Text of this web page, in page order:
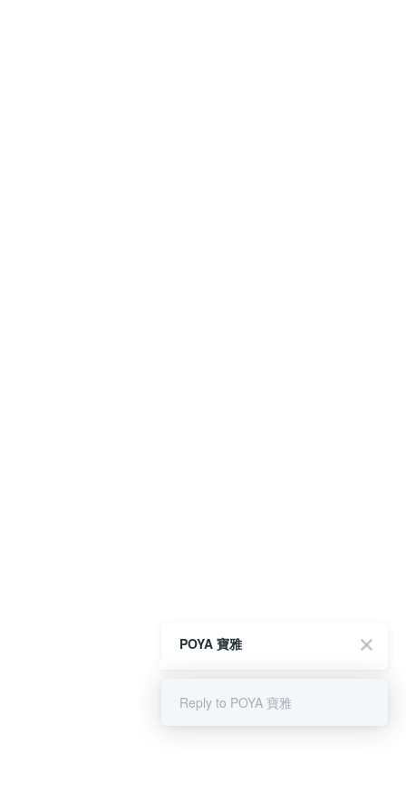
POYA 寶雅
Reply to POYA 寶雅